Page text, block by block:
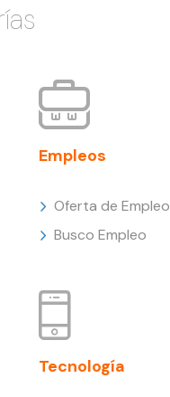
Empleos
Oferta de Empleo
Busco Empleo
Tecnología